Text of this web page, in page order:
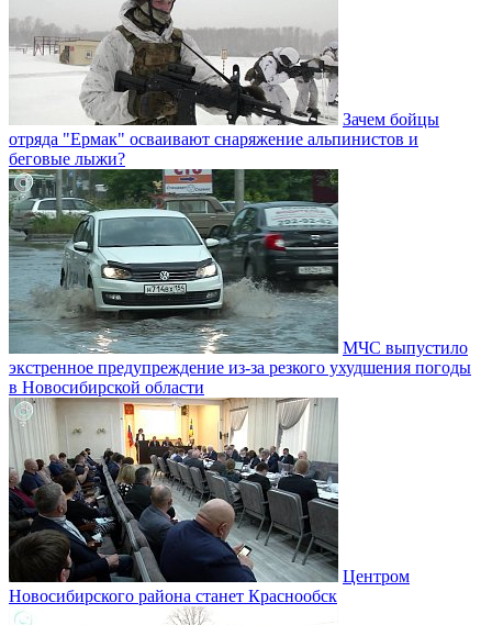
Зачем бойцы
отряда "Ермак" осваивают снаряжение альпинистов и
беговые лыжи?
МЧС выпустило
экстренное предупреждение из-за резкого ухудшения погоды
в Новосибирской области
Центром
Новосибирского района станет Краснообск